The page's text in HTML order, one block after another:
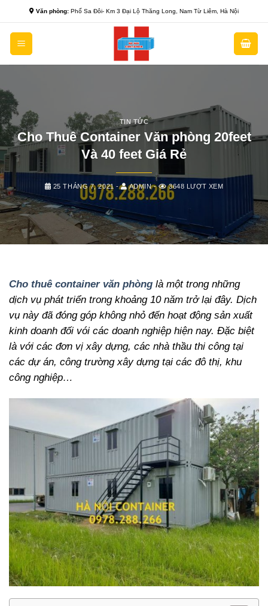
content
Văn phòng: Phố Sa Đôi- Km 3 Đại Lộ Thăng Long, Nam Từ Liêm, Hà Nội
TIN TỨC
Cho Thuê Container Văn phòng 20feet
Và 40 feet Giá Rẻ
25 THÁNG 7, 2021- ADMIN- 3648 LƯỢT XEM
Cho thuê container văn phòng là một trong những
dịch vụ phát triển trong khoảng 10 năm trở lại đây. Dịch
vụ này đã đóng góp không nhỏ đến hoạt động sản xuất
kinh doanh đối vói các doanh nghiệp hiện nay. Đặc biệt
là với các đơn vị xây dựng, các nhà thầu thi công tại
các dự án, công trường xây dựng tại các đô thị, khu
công nghiệp…